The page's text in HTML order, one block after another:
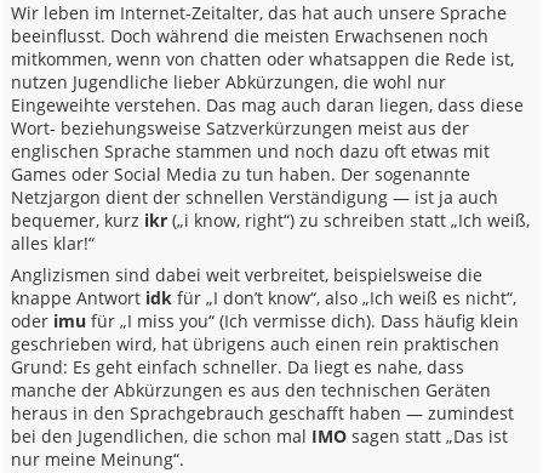
Wir leben im Internet-Zeitalter, das hat auch unsere Sprache
beeinflusst. Doch während die meisten Erwachsenen noch
mitkommen, wenn von chatten oder whatsappen die Rede ist,
nutzen Jugendliche lieber Abkürzungen, die wohl nur
Eingeweihte verstehen. Das mag auch daran liegen, dass diese
Wort- beziehungsweise Satzverkürzungen meist aus der
englischen Sprache stammen und noch dazu oft etwas mit
Games oder Social Media zu tun haben. Der sogenannte
Netzjargon dient der schnellen Verständigung — ist ja auch
bequemer, kurz ikr („i know, right“) zu schreiben statt „Ich weiß,
alles klar!“
Anglizismen sind dabei weit verbreitet, beispielsweise die
knappe Antwort idk für „I don’t know“, also „Ich weiß es nicht“,
oder imu für „I miss you“ (Ich vermisse dich). Dass häufig klein
geschrieben wird, hat übrigens auch einen rein praktischen
Grund: Es geht einfach schneller. Da liegt es nahe, dass
manche der Abkürzungen es aus den technischen Geräten
heraus in den Sprachgebrauch geschafft haben — zumindest
bei den Jugendlichen, die schon mal IMO sagen statt „Das ist
nur meine Meinung“.